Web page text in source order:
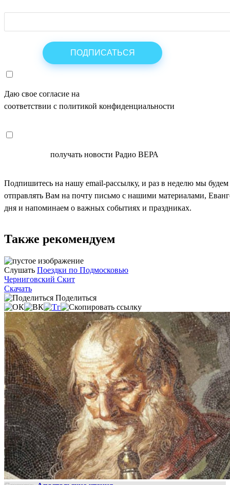
Даю свое согласие на
соответствии с политикой конфиденциальности
получать новости Радио ВЕРА
Подпишитесь на нашу email-рассылку, и раз в неделю мы будем
отправлять Вам на почту письмо с нашими материалами,
дня и напоминаем о важных событиях и праздниках.
Также рекомендуем
Слушать Поездки по Подмосковью
Черниговский Скит
Скачать
Поделиться